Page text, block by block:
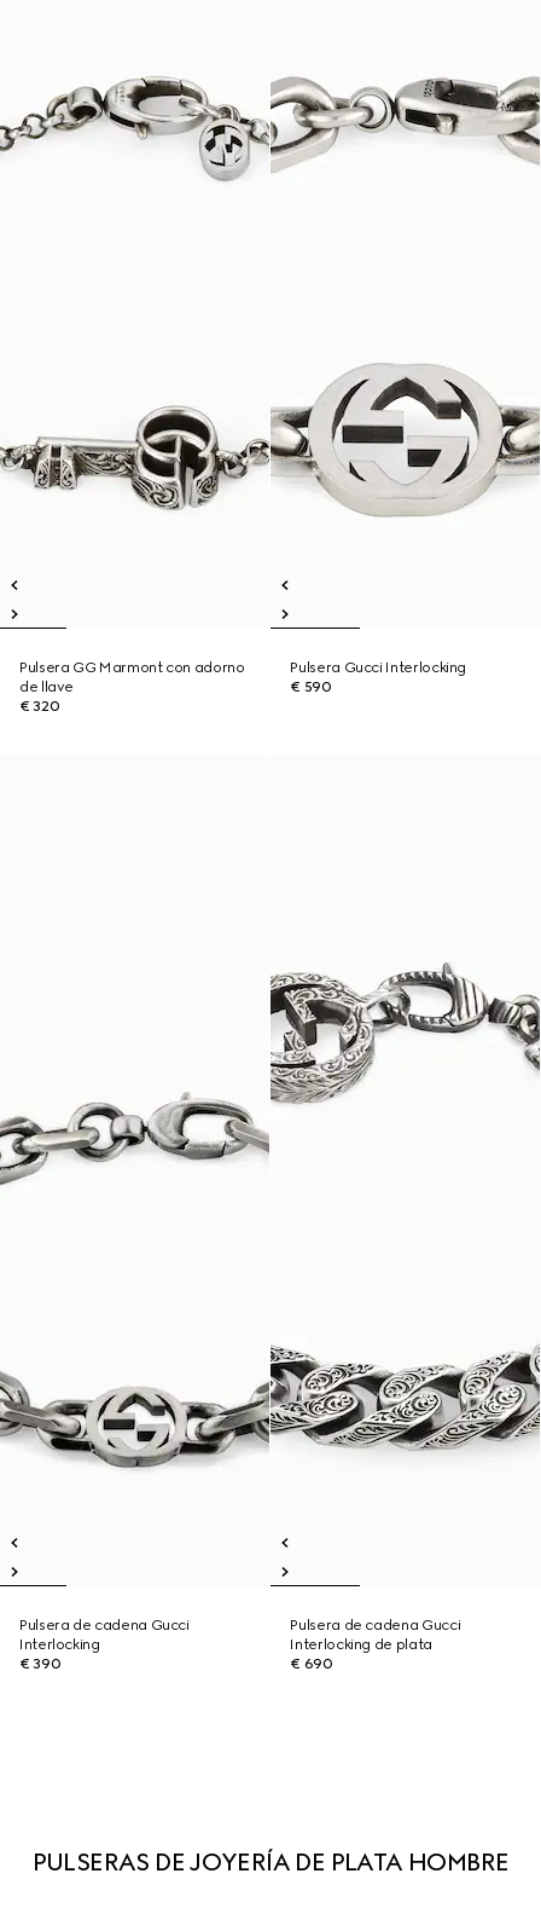
Pulsera GG Marmont con adorno
de llave
€ 320
Pulsera Gucci Interlocking
€ 590
Pulsera de cadena Gucci
Interlocking
€ 390
Pulsera de cadena Gucci
Interlocking de plata
€ 690
PULSERAS DE JOYERÍA DE PLATA HOMBRE